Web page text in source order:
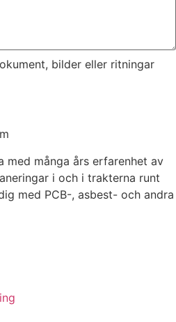
bilder eller ritningar
med många års erfarenhet av
i och i trakterna runt
med PCB-, asbest- och andra